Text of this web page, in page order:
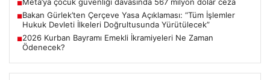
■
■Bakan Gürlek’ten Çerçeve Yasa Açıklaması: “Tüm İşlemler
Hukuk Devleti İlkeleri Doğrultusunda Yürütülecek”
■2026 Kurban Bayramı Emekli İkramiyeleri Ne Zaman
Ödenecek?